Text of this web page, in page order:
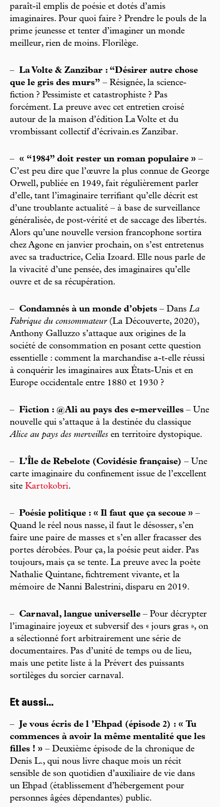
paraît-il emplis de poésie et dotés d’amis
imaginaires. Pour quoi faire ? Prendre le pouls de la
prime jeunesse et tenter d’imaginer un monde
meilleur, rien de moins. Florilège.
– La Volte & Zanzibar : “Désirer autre chose
que le gris des murs” – Résignée, la science-
fiction ? Pessimiste et catastrophiste ? Pas
forcément. La preuve avec cet entretien croisé
autour de la maison d’édition La Volte et du
vrombissant collectif d’écrivain.es Zanzibar.
– « “1984” doit rester un roman populaire » –
C’est peu dire que l’œuvre la plus connue de George
Orwell, publiée en 1949, fait régulièrement parler
d’elle, tant l’imaginaire terrifiant qu’elle décrit est
d’une troublante actualité – à base de surveillance
généralisée, de post-vérité et de saccage des libertés.
Alors qu’une nouvelle version francophone sortira
chez Agone en janvier prochain, on s’est entretenus
avec sa traductrice, Celia Izoard. Elle nous parle de
la vivacité d’une pensée, des imaginaires qu’elle
ouvre et de sa récupération.
– Condamnés à un monde d’objets – Dans La
Fabrique du consommateur (La Découverte, 2020),
Anthony Galluzzo s’attaque aux origines de la
société de consommation en posant cette question
essentielle : comment la marchandise a-t-elle réussi
à conquérir les imaginaires aux États-Unis et en
Europe occidentale entre 1880 et 1930 ?
– Fiction : @Ali au pays des e-merveilles – Une
nouvelle qui s’attaque à la destinée du classique
Alice au pays des merveilles en territoire dystopique.
– L’Île de Rebelote (Covidésie française) – Une
carte imaginaire du confinement issue de l’excellent
site Kartokobri.
– Poésie politique : « Il faut que ça secoue » –
Quand le réel nous nasse, il faut le désosser, s’en
faire une paire de masses et s’en aller fracasser des
portes dérobées. Pour ça, la poésie peut aider. Pas
toujours, mais ça se tente. La preuve avec la poète
Nathalie Quintane, fichtrement vivante, et la
mémoire de Nanni Balestrini, disparu en 2019.
– Carnaval, langue universelle – Pour décrypter
l’imaginaire joyeux et subversif des « jours gras », on
a sélectionné fort arbitrairement une série de
documentaires. Pas d’unité de temps ou de lieu,
mais une petite liste à la Prévert des puissants
sortilèges du sorcier carnaval.
Et aussi...
–
Je vous écris de l ’Ehpad (épisode 2) : « Tu
commences à avoir la même mentalité que les
filles ! » – Deuxième épisode de la chronique de
Denis L., qui nous livre chaque mois un récit
sensible de son quotidien d’auxiliaire de vie dans
un Ehpad (établissement d’hébergement pour
personnes âgées dépendantes) public.